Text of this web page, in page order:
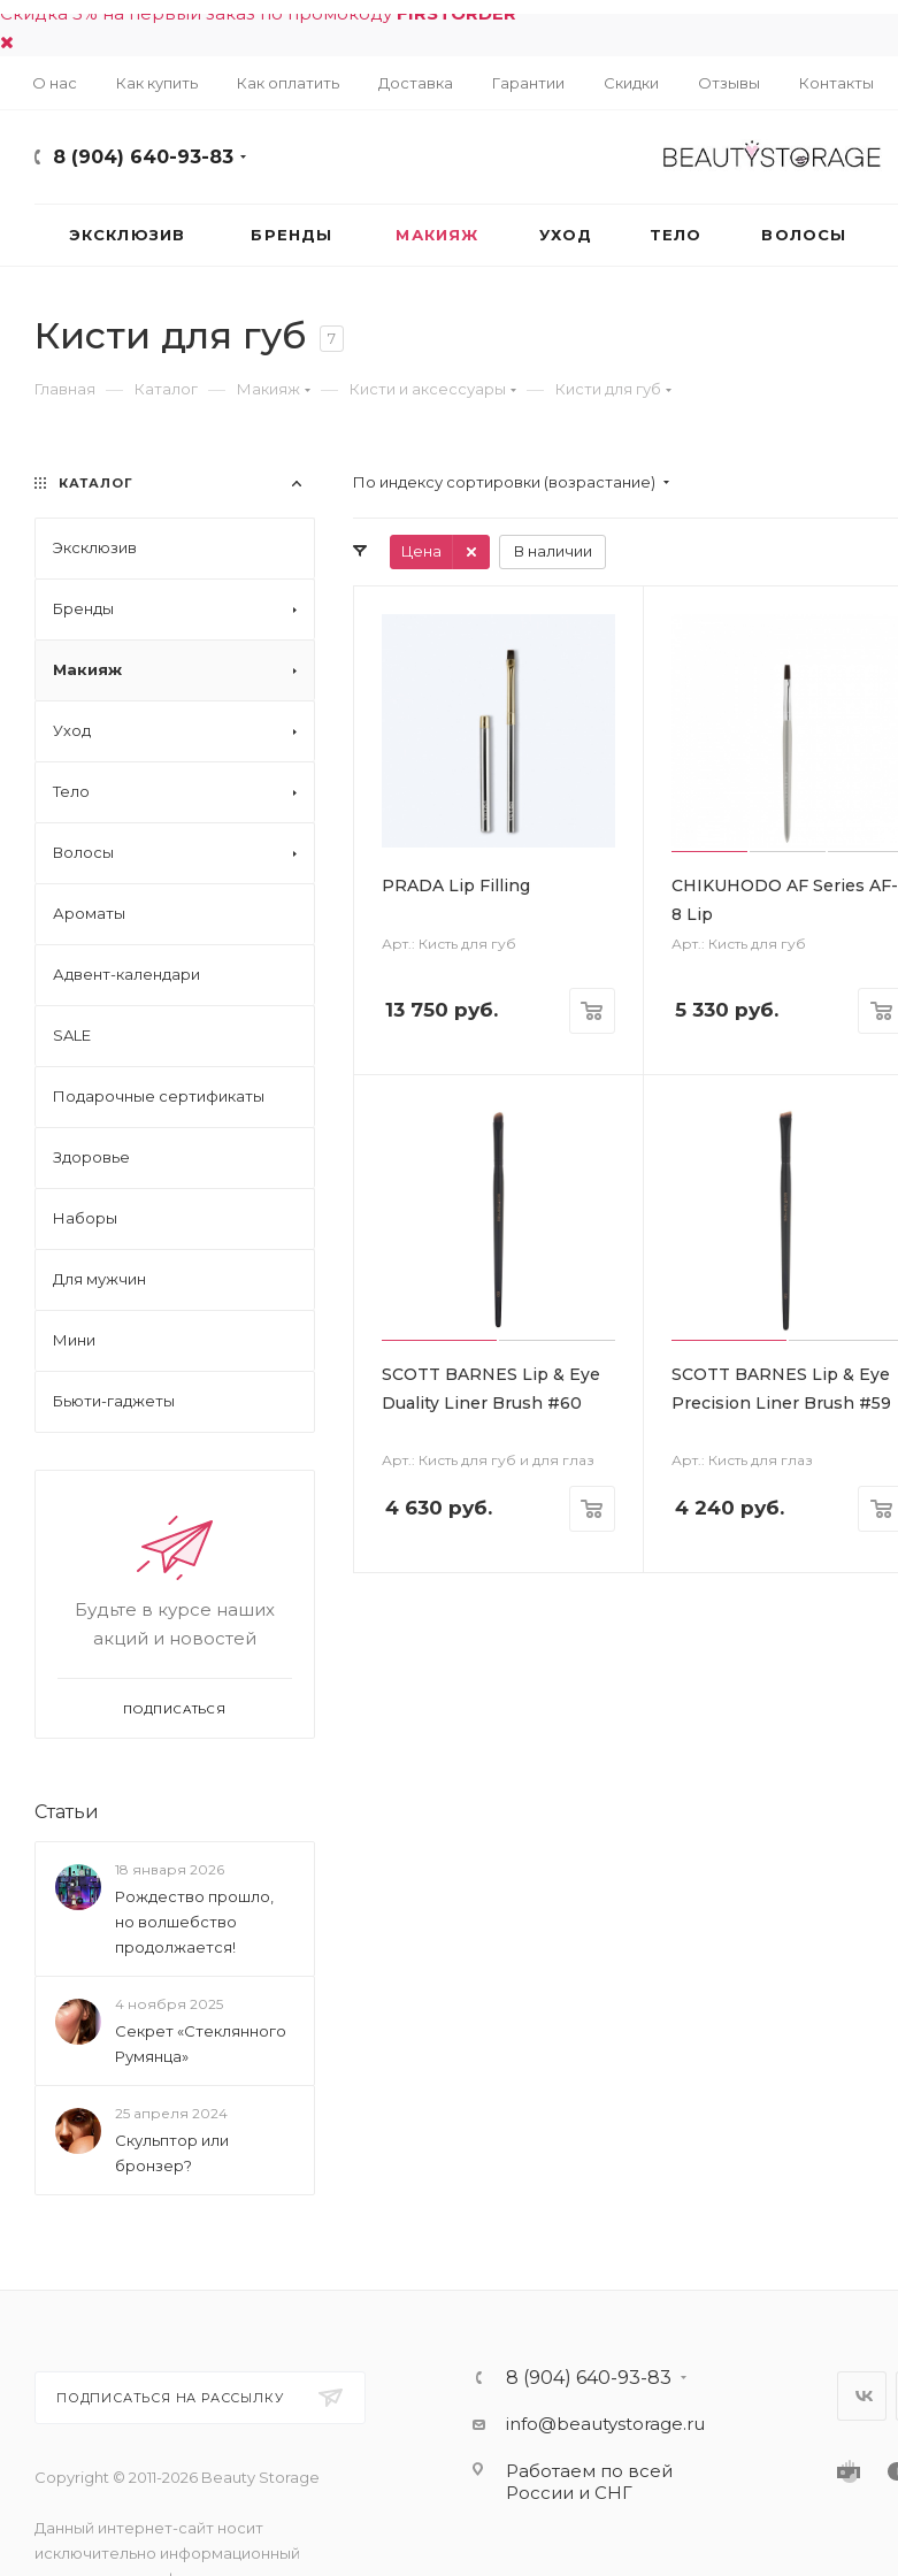
Скидка 5% на первый заказ по промокоду FIRSTORDER
О нас Как купить Как оплатить Доставка Гарантии Скидки Отзывы Контакты
8 (904) 640-93-83
ЭКСКЛЮЗИВ БРЕНДЫ МАКИЯЖ УХОД ТЕЛО ВОЛОСЫ
Кисти для губ 7
Главная — Каталог — Макияж — Кисти и аксессуары — Кисти для губ
По индексу сортировки (возрастание)
Цена В наличии
PRADA Lip Filling
Арт.: Кисть для губ
13 750 руб.
CHIKUHODO AF Series AF-
8 Lip
Арт.: Кисть для губ
5 330 руб.
SCOTT BARNES Lip & Eye
Duality Liner Brush #60
Арт.: Кисть для губ и для глаз
4 630 руб.
SCOTT BARNES Lip & Eye
Precision Liner Brush #59
Арт.: Кисть для глаз
4 240 руб.
КАТАЛОГ
Эксклюзив
Бренды
Макияж
Уход
Тело
Волосы
Ароматы
Адвент-календари
SALE
Подарочные сертификаты
Здоровье
Наборы
Для мужчин
Мини
Бьюти-гаджеты
Будьте в курсе наших
акций и новостей
ПОДПИСАТЬСЯ
Статьи
18 января 2026
Рождество прошло,
но волшебство
продолжается!
4 ноября 2025
Секрет «Стеклянного
Румянца»
25 апреля 2024
Скульптор или
бронзер?
ПОДПИСАТЬСЯ НА РАССЫЛКУ
Copyright © 2011-2026 Beauty Storage
Данный интернет-сайт носит
исключительно информационный
8 (904) 640-93-83
info@beautystorage.ru
Работаем по всей
России и СНГ